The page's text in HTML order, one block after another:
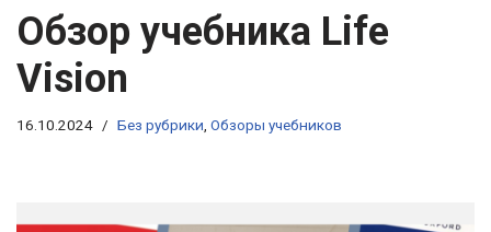
Обзор учебника Life
Vision
16.10.2024 Без рубрики Обзоры учебников